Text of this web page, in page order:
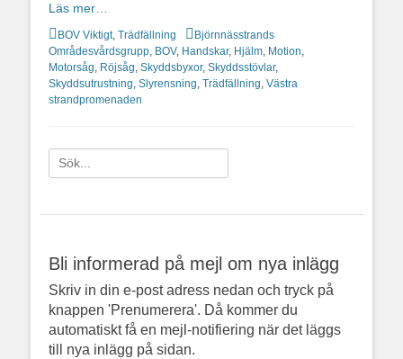
Läs mer…
Kategorier
BOV Viktigt, Trädfällning Taggar
Björnnässtrands
Områdesvårdsgrupp, BOV, Handskar, Hjälm, Motion,
Motorsåg, Röjsåg, Skyddsbyxor, Skyddsstövlar,
Skyddsutrustning, Slyrensning, Trädfällning, Västra
strandpromenaden
Sök
efter:
Bli informerad på mejl om nya inlägg
Skriv in din e-post adress nedan och tryck på
knappen 'Prenumerera'. Då kommer du
automatiskt få en mejl-notifiering när det läggs
till nya inlägg på sidan.